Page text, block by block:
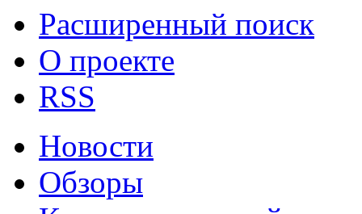
Расширенный поиск
О проекте
RSS
Новости
Обзоры